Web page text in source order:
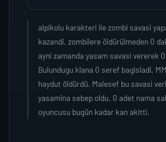
alpikolu karakteri ile zombi savasi
kazandi, zombilere öldürülmeden 0
ayni zamanda yasam savasi vererek
Bulundugu klana 0 seref bagisladi,
haydut öldürdü. Malesef bu savasi
yasamina sebep oldu. 0 adet nama
oyuncusu bugün kadar kan akitti.